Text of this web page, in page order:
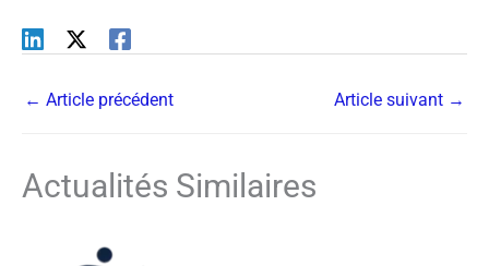
← Article précédent Article suivant →
Actualités Similaires